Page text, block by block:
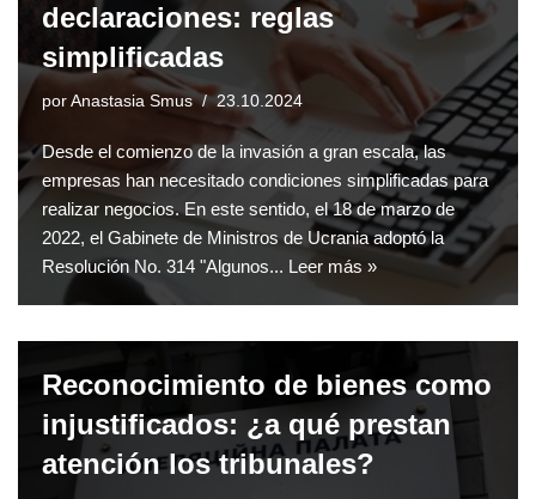
declaraciones: reglas
simplificadas
por Anastasia Smus 23.10.2024
Desde el comienzo de la invasión a gran escala, las
empresas han necesitado condiciones simplificadas para
realizar negocios. En este sentido, el 18 de marzo de
2022, el Gabinete de Ministros de Ucrania adoptó la
Resolución No. 314 "Algunos... Leer más »
Reconocimiento de bienes como
injustificados: ¿a qué prestan
atención los tribunales?